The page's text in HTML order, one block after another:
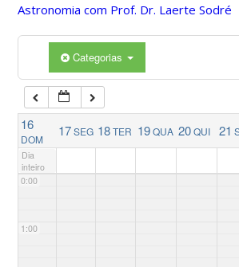
Astronomia com Prof. Dr. Laerte Sodré
Categorias
16
DOM
17SEG 18TER 19QUA 20QUI 21
Dia
inteiro
0:00
1:00